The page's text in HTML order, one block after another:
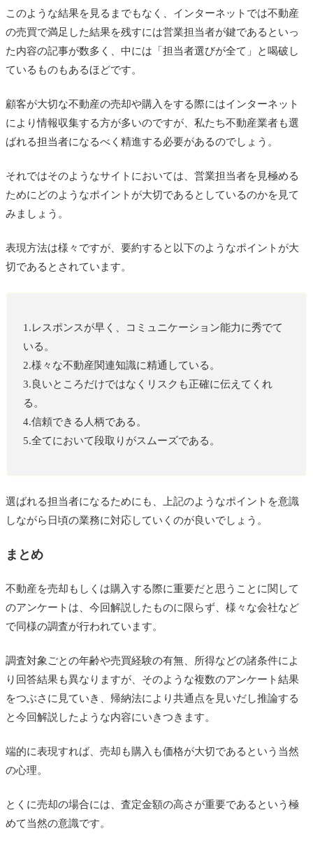
このような結果を見るまでもなく、インターネットでは不動産
の売買で満足した結果を残すには営業担当者が鍵であるといっ
た内容の記事が数多く、中には「担当者選びが全て」と喝破し
ているものもあるほどです。
顧客が大切な不動産の売却や購入をする際にはインターネット
により情報収集する方が多いのですが、私たち不動産業者も選
ばれる担当者になるべく精進する必要があるのでしょう。
それではそのようなサイトにおいては、営業担当者を見極める
ためにどのようなポイントが大切であるとしているのかを見て
みましょう。
表現方法は様々ですが、要約すると以下のようなポイントが大
切であるとされています。
1.レスポンスが早く、コミュニケーション能力に秀でて
いる。
2.様々な不動産関連知識に精通している。
3.良いところだけではなくリスクも正確に伝えてくれ
る。
4.信頼できる人柄である。
5.全てにおいて段取りがスムーズである。
選ばれる担当者になるためにも、上記のようなポイントを意識
しながら日頃の業務に対応していくのが良いでしょう。
まとめ
不動産を売却もしくは購入する際に重要だと思うことに関して
のアンケートは、今回解説したものに限らず、様々な会社など
で同様の調査が行われています。
調査対象ごとの年齢や売買経験の有無、所得などの諸条件によ
り回答結果も異なりますが、そのような複数のアンケート結果
をつぶさに見ていき、帰納法により共通点を見いだし推論する
と今回解説したような内容にいきつきます。
端的に表現すれば、売却も購入も価格が大切であるという当然
の心理。
とくに売却の場合には、査定金額の高さが重要であるという極
めて当然の意識です。